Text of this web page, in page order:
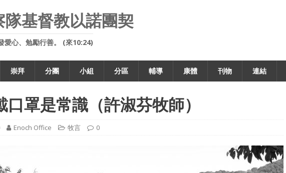
隊基督教以諾團契
愛心、勉勵行善。 (來10:24)
崇拜 分團 小組 分區 輔導 康體 刊物 連結
口罩是常識（許淑芬牧師）
Enoch Office 牧言 0